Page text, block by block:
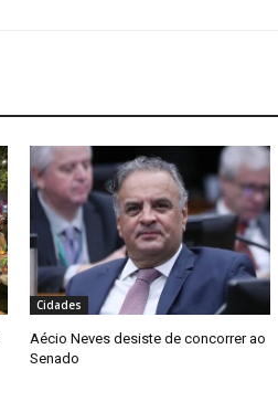
Cidades
Aécio Neves desiste de concorrer ao
Senado